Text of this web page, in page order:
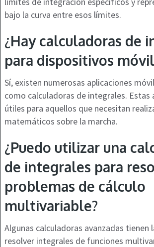
bajo la curva entre esos límites.
¿Hay calculadoras de
para dispositivos
Sí, existen numerosas aplicaciones
como calculadoras de integrales. Estas
útiles para aquellos que necesitan
matemáticos sobre la marcha.
¿Puedo utilizar una
de integrales para
problemas de cálculo
multivariable?
Algunas calculadoras avanzadas tienen
resolver integrales de funciones